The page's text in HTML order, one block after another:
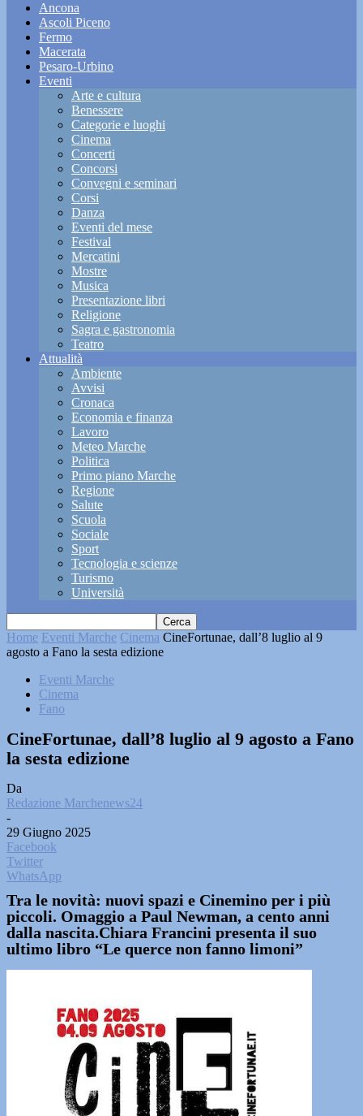
Ancona
Ascoli Piceno
Fermo
Macerata
Pesaro-Urbino
Eventi
Arte e cultura
Benessere
Categorie e luoghi
Cinema
Concerti
Concorsi
Convegni e seminari
Corsi
Danza
Eventi del mese
Festival
Mercatini
Mostre
Musica
Presentazione libri
Religione
Sagra e gastronomia
Teatro
Attualità
Ambiente
Avvisi
Cronaca
Economia e finanza
Lavoro
Meteo Marche
Politica
Primo piano Marche
Regione
Salute
Scuola
Sociale
Sport
Tecnologia e scienze
Turismo
Università
Home Eventi Marche Cinema CineFortunae, dall’8 luglio al 9
agosto a Fano la sesta edizione
Eventi Marche
Cinema
Fano
CineFortunae, dall’8 luglio al 9 agosto a Fano
la sesta edizione
Da
Redazione Marchenews24
-
29 Giugno 2025
Facebook
Twitter
WhatsApp
Tra le novità: nuovi spazi e Cinemino per i più
piccoli. Omaggio a Paul Newman, a cento anni
dalla nascita.Chiara Francini presenta il suo
ultimo libro “Le querce non fanno limoni”